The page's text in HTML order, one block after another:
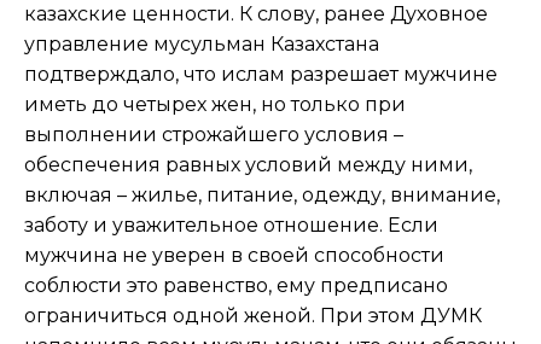
казахские ценности. К слову, ранее Духовное
управление мусульман Казахстана
подтверждало, что ислам разрешает мужчине
иметь до четырех жен, но только при
выполнении строжайшего условия –
обеспечения равных условий между ними,
включая – жилье, питание, одежду, внимание,
заботу и уважительное отношение. Если
мужчина не уверен в своей способности
соблюсти это равенство, ему предписано
ограничиться одной женой. При этом ДУМК